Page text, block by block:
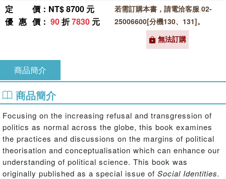
定價 ：NT$ 8700 元
優惠價 ： 90折7830 元
若需訂購本書，請電洽客服 02-
25006600[分機130、131]。
無法訂購
商品簡介
商品簡介
Focusing on the increasing refusal and transgression of
politics as normal across the globe, this book examines
the practices and discussions on the margins of political
theorisation and conceptualisation which can enhance our
understanding of political science. This book was
originally published as a special issue of Social Identities.